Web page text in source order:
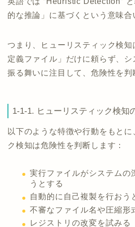
的な推論」に基づくという意味合
つまり、ヒューリスティック検知
定義ファイル」だけに頼らず、
振る舞いに注目して、危険性を判
1-1-1. ヒューリスティック検知
以下のような特徴や行動をもとに
ク検知は危険性を判断します：
実行ファイルがシステムの
うとする
自動的に自己複製を行おう
不審なファイル名や圧縮形
レジストリの改変を試みる